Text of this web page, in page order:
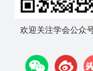
欢迎关注学会公众